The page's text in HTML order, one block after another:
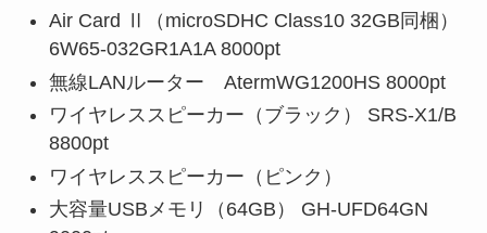
Air Card Ⅱ（microSDHC Class10 32GB同梱）
6W65-032GR1A1A 8000pt
無線LANルーター AtermWG1200HS 8000pt
ワイヤレススピーカー（ブラック） SRS-X1/B
8800pt
ワイヤレススピーカー（ピンク）
大容量USBメモリ（64GB） GH-UFD64GN